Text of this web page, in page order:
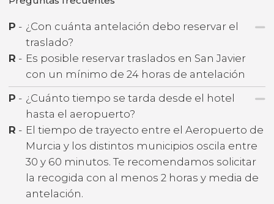
P - ¿Con cuánta antelación debo reservar el
traslado?
R - Es posible reservar traslados en San Javier
con un mínimo de 24 horas de antelación
P - ¿Cuánto tiempo se tarda desde el hotel
hasta el aeropuerto?
R - El tiempo de trayecto entre el Aeropuerto de
Murcia y los distintos municipios oscila entre
30 y 60 minutos. Te recomendamos solicitar
la recogida con al menos 2 horas y media de
antelación.